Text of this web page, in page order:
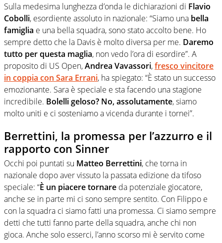
Sulla medesima lunghezza d’onda le dichiarazioni di Flavio
Cobolli, esordiente assoluto in nazionale: “Siamo una bella
famiglia e una bella squadra, sono stato accolto bene. Ho
sempre detto che la Davis è molto diversa per me. Daremo
tutto per questa maglia, non vedo l’ora di esordire”. A
proposito di US Open,Andrea Vavassori,fresco vincitore
in coppia con Sara Errani, ha spiegato: “È stato un successo
emozionante. Sara è speciale e sta facendo una stagione
incredibile. Bolelli geloso? No, assolutamente, siamo
molto uniti e ci sosteniamo a vicenda durante i tornei”.
Berrettini, la promessa per l’azzurro e il
rapporto con Sinner
Occhi poi puntati su Matteo Berrettini, che torna in
nazionale dopo aver vissuto la passata edizione da tifoso
speciale: “È un piacere tornare da potenziale giocatore,
anche se in parte mi ci sono sempre sentito. Con Filippo e
con la squadra ci siamo fatti una promessa. Ci siamo sempre
detti che tutti fanno parte della squadra, anche chi non
gioca. Anche solo esserci, l’anno scorso mi è servito come